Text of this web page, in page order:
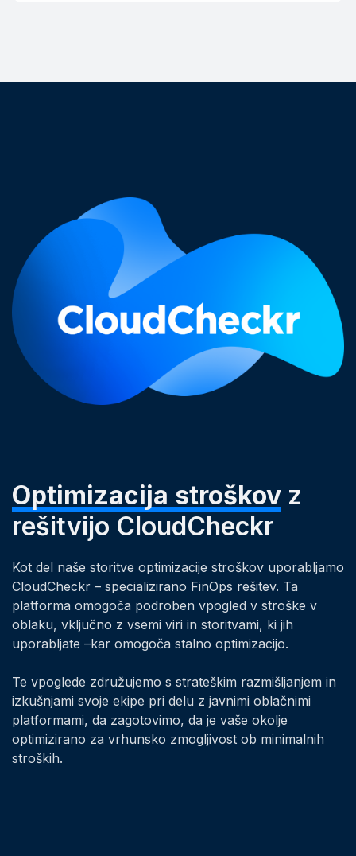
Optimizacija stroškov z
rešitvijo CloudCheckr
Kot del naše storitve optimizacije stroškov uporabljamo
CloudCheckr – specializirano FinOps rešitev. Ta
platforma omogoča podroben vpogled v stroške v
oblaku, vključno z vsemi viri in storitvami, ki jih
uporabljate –kar omogoča stalno optimizacijo.
Te vpoglede združujemo s strateškim razmišljanjem in
izkušnjami svoje ekipe pri delu z javnimi oblačnimi
platformami, da zagotovimo, da je vaše okolje
optimizirano za vrhunsko zmogljivost ob minimalnih
stroških.